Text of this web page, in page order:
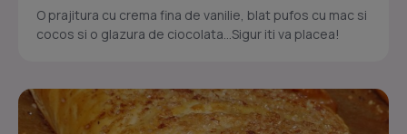
O prajitura cu crema fina de vanilie, blat pufos cu mac si
cocos si o glazura de ciocolata...Sigur iti va placea!